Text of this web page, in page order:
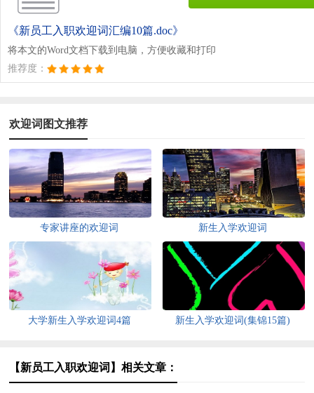
《新员工入职欢迎词汇编10篇.doc》
将本文的Word文档下载到电脑，方便收藏和打印
推荐度：
欢迎词图文推荐
专家讲座的欢迎词 新生入学欢迎词
大学新生入学欢迎词4篇 新生入学欢迎词(集锦15篇)
【新员工入职欢迎词】相关文章：